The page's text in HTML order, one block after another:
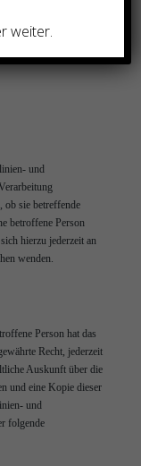
Daten
gesperrt oder
und
ob sie betreffende
betroffene Person
hierzu jederzeit an
wenden.
Person hat das
Recht, jederzeit
Auskunft über die
und eine Kopie dieser
und
folgende
weiter.